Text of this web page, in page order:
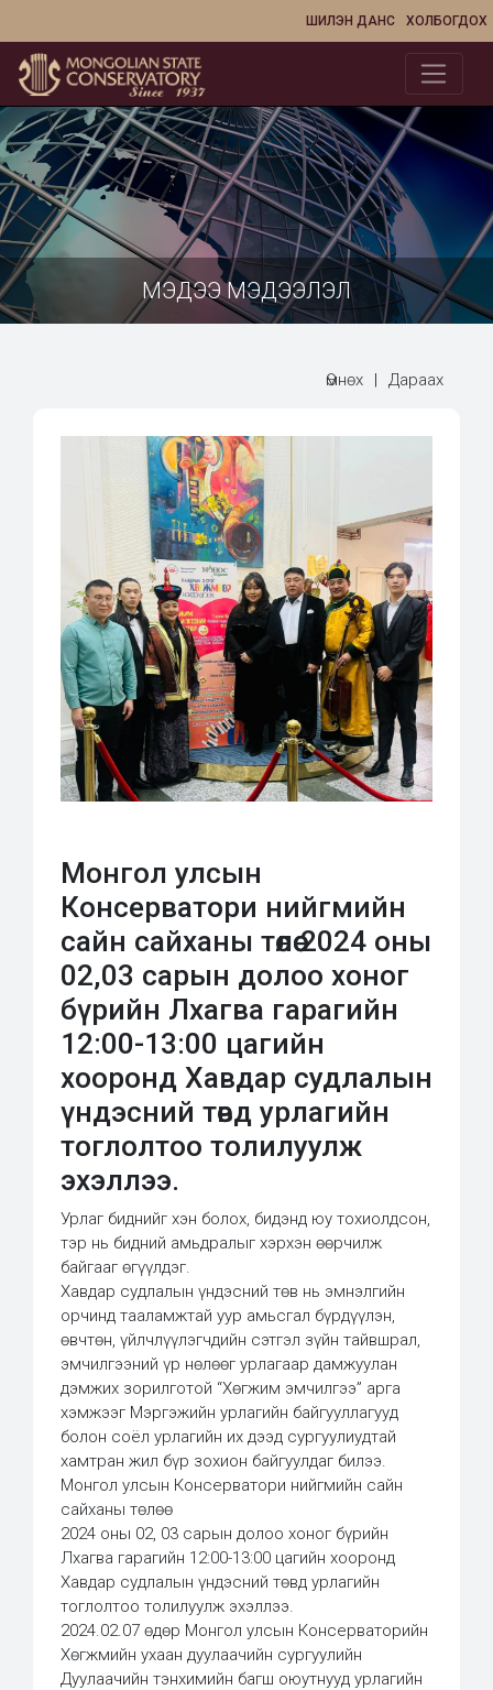
ХОЛБОГДОХ
ШИЛЭН ДАНС
МЭДЭЭ МЭДЭЭЛЭЛ
Өмнөх | Дараах
Монгол улсын
Консерватори нийгмийн
сайн сайханы төлөө 2024 оны
02,03 сарын долоо хоног
бүрийн Лхагва гарагийн
12:00-13:00 цагийн
хооронд Хавдар судлалын
үндэсний төвд урлагийн
тоглолтоо толилуулж
эхэллээ.
Урлаг биднийг хэн болох, бидэнд юу тохиолдсон,
тэр нь бидний амьдралыг хэрхэн өөрчилж
байгааг өгүүлдэг.
Хавдар судлалын үндэсний төв нь эмнэлгийн
орчинд тааламжтай уур амьсгал бүрдүүлэн,
өвчтөн, үйлчлүүлэгчдийн сэтгэл зүйн тайвшрал,
эмчилгээний үр нөлөөг урлагаар дамжуулан
дэмжих зорилготой “Хөгжим эмчилгээ” арга
хэмжээг Мэргэжийн урлагийн байгууллагууд
болон соёл урлагийн их дээд сургуулиудтай
хамтран жил бүр зохион байгуулдаг билээ.
Монгол улсын Консерватори нийгмийн сайн
сайханы төлөө
2024 оны 02, 03 сарын долоо хоног бүрийн
Лхагва гарагийн 12:00-13:00 цагийн хооронд
Хавдар судлалын үндэсний төвд урлагийн
тоглолтоо толилуулж эхэллээ.
2024.02.07 өдөр Монгол улсын Консерваторийн
Хөгжмийн ухаан дуулаачийн сургуулийн
Дуулаачийн тэнхимийн багш оюутнууд урлагийн